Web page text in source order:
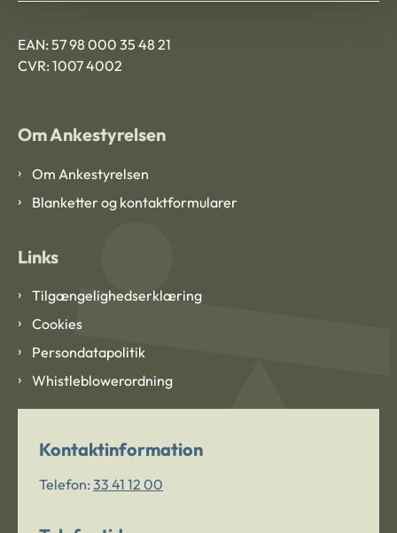
EAN: 57 98 000 35 48 21
CVR: 1007 4002
Om Ankestyrelsen
Om Ankestyrelsen
Blanketter og kontaktformularer
Links
Tilgængelighedserklæring
Cookies
Persondatapolitik
Whistleblowerordning
Kontaktinformation
Telefon: 33 41 12 00